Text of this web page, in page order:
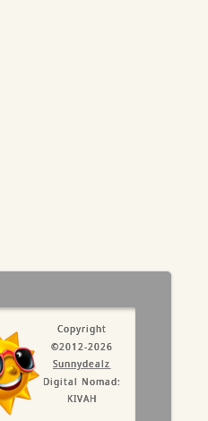
Copyright
©2012-2026
Sunnydealz
Digital Nomad:
KIVAH